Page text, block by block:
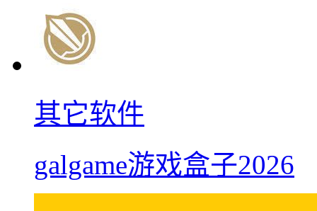
其它软件
galgame游戏盒子2026